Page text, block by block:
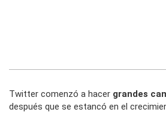
Twitter comenzó a hacer grandes
después que se estancó en el